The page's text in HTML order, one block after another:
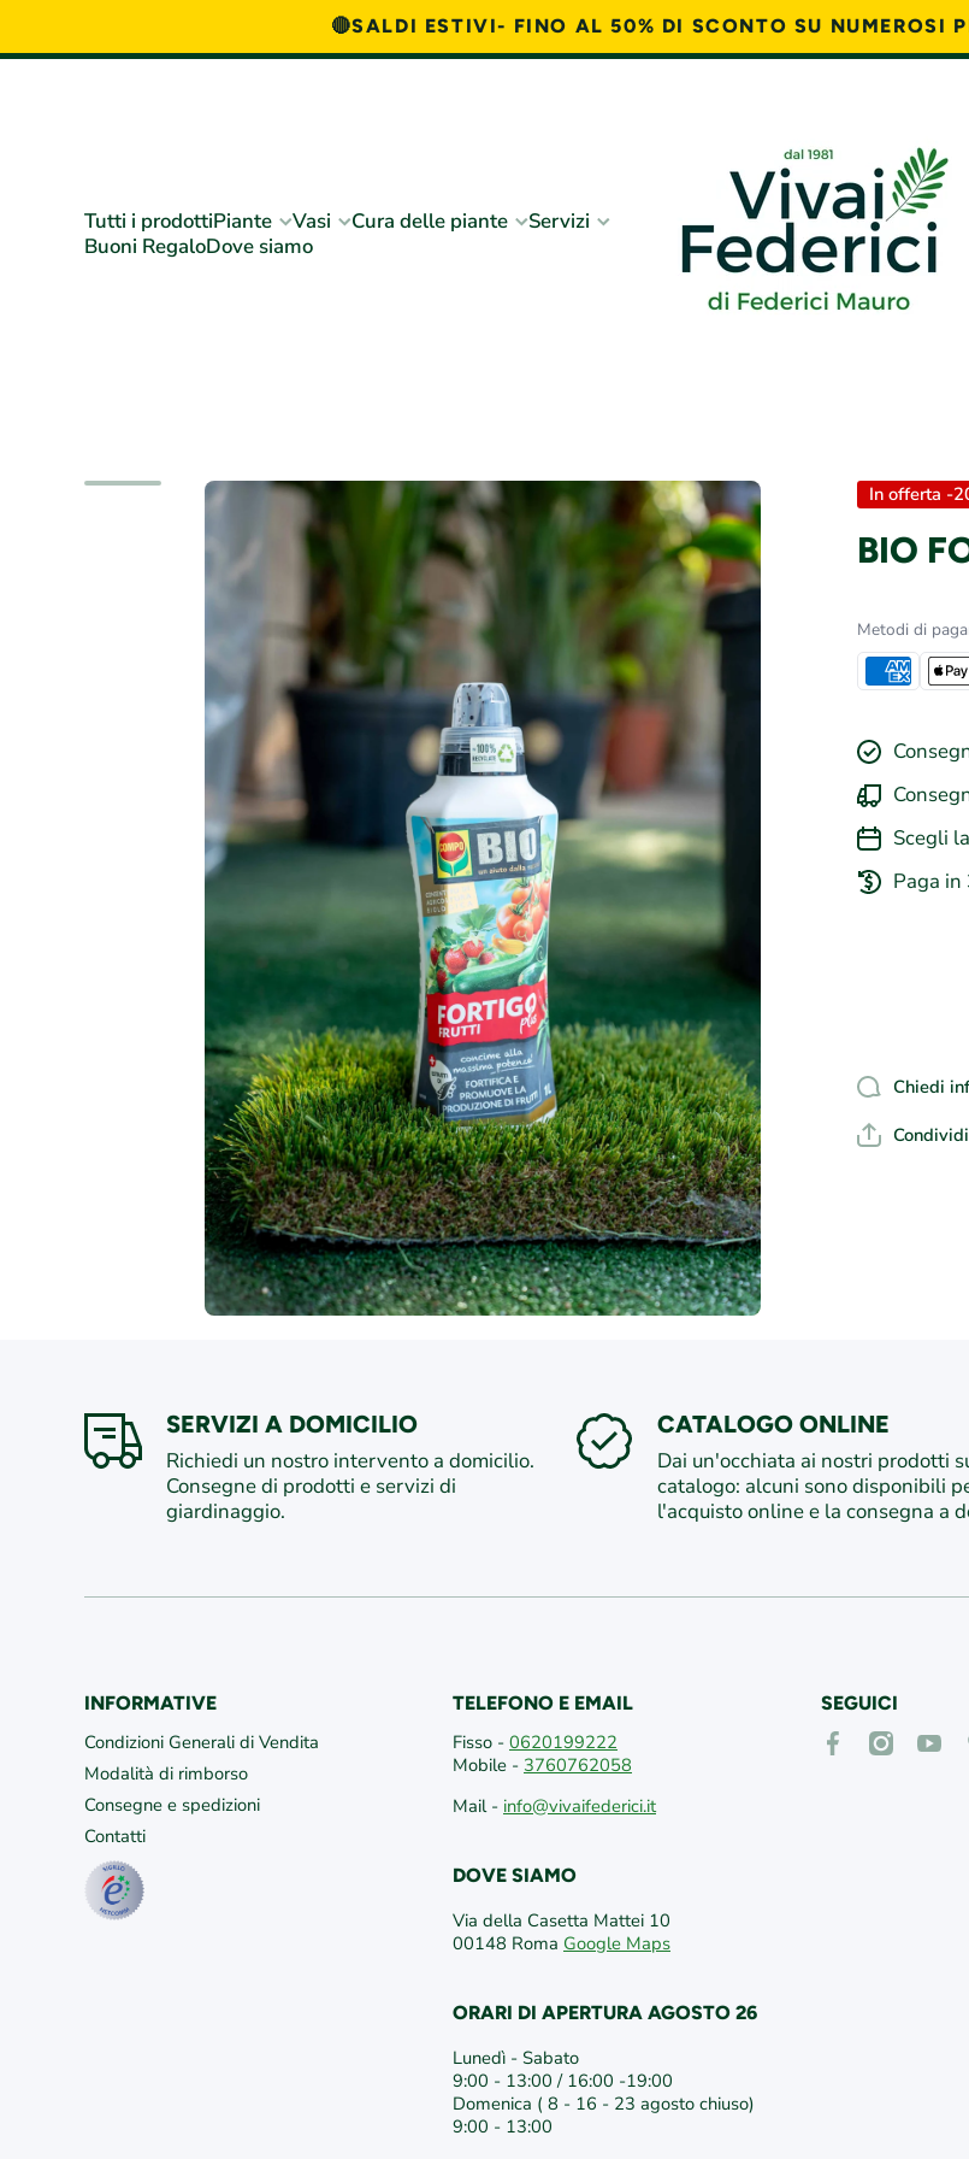
🔴SALDI ESTIVI- FINO AL 50% DI SCONTO SU NUMEROSI
Tutti i prodottiPiante Vasi Cura delle piante
Servizi
Buoni RegaloDove siamo
Passa alle informazioni sul prodotto In offerta -
BIO
Metodi di
Scegli
Paga in
Chiedi
Condividi
SERVIZI A DOMICILIO
Richiedi un nostro intervento a domicilio.
Consegne di prodotti e servizi di
giardinaggio.
CATALOGO ONLINE
Dai un'occhiata ai nostri prodotti
catalogo: alcuni sono disponibili
l'acquisto online e la consegna a
INFORMATIVE
Condizioni Generali di Vendita
Modalità di rimborso
Consegne e spedizioni
Contatti
TELEFONO E EMAIL
Fisso - 0620199222
Mobile - 3760762058
Mail - info@vivaifederici.it
DOVE SIAMO
Via della Casetta Mattei 10
00148 Roma Google Maps
ORARI DI APERTURA AGOSTO 26
Lunedì - Sabato
9:00 - 13:00 / 16:00 -19:00
Domenica ( 8 - 16 - 23 agosto chiuso)
9:00 - 13:00
SEGUICI
facebookcom/